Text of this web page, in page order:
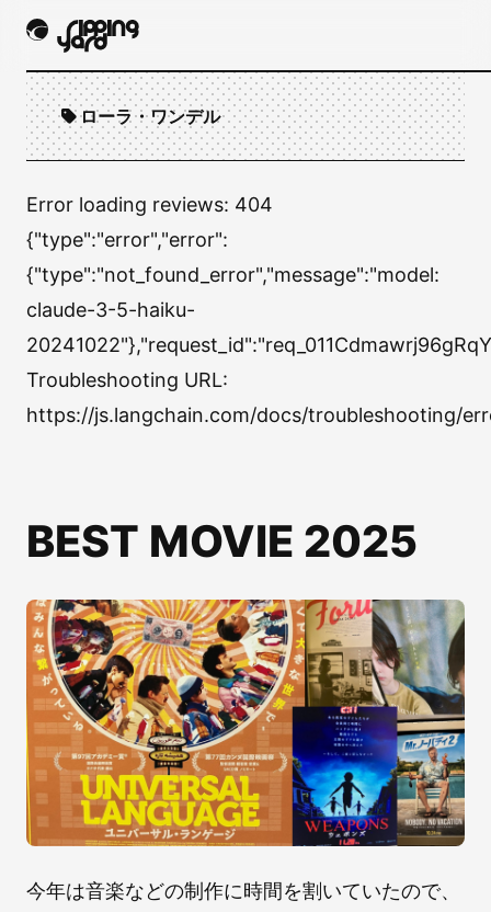
ローラ・ワンデル
Error loading reviews: 404
{"type":"error","error":
{"type":"not_found_error","message":"model:
claude-3-5-haiku-
Troubleshooting URL:
https://js.langchain.com/docs/troubleshooting/
BEST MOVIE 2025
今年は音楽などの制作に時間を割いていたので、